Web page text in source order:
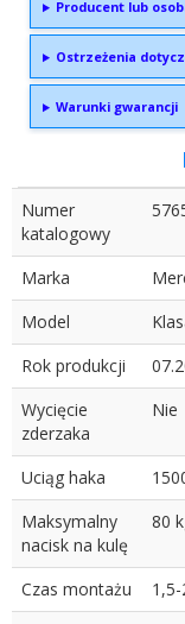
Producent lub
Ostrzeżenia
Warunki gwarancji
Numer
katalogowy
Marka
Model
Rok produkcji
Wycięcie
zderzaka
Nie
Uciąg haka
Maksymalny
nacisk na kulę
80
Czas montażu